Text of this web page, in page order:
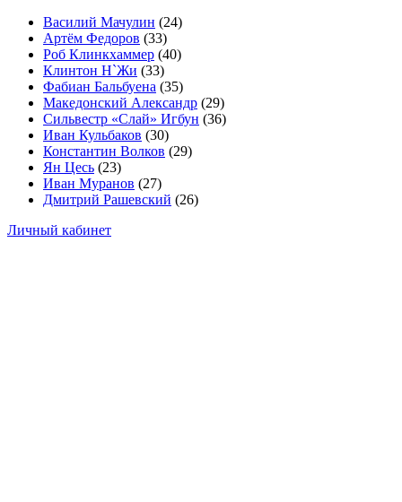
Василий Мачулин (24)
Артём Федоров (33)
Роб Клинкхаммер (40)
Клинтон Н`Жи (33)
Фабиан Бальбуена (35)
Македонский Александр (29)
Сильвестр «Слай» Игбун (36)
Иван Кульбаков (30)
Константин Волков (29)
Ян Цесь (23)
Иван Муранов (27)
Дмитрий Рашевский (26)
Личный кабинет